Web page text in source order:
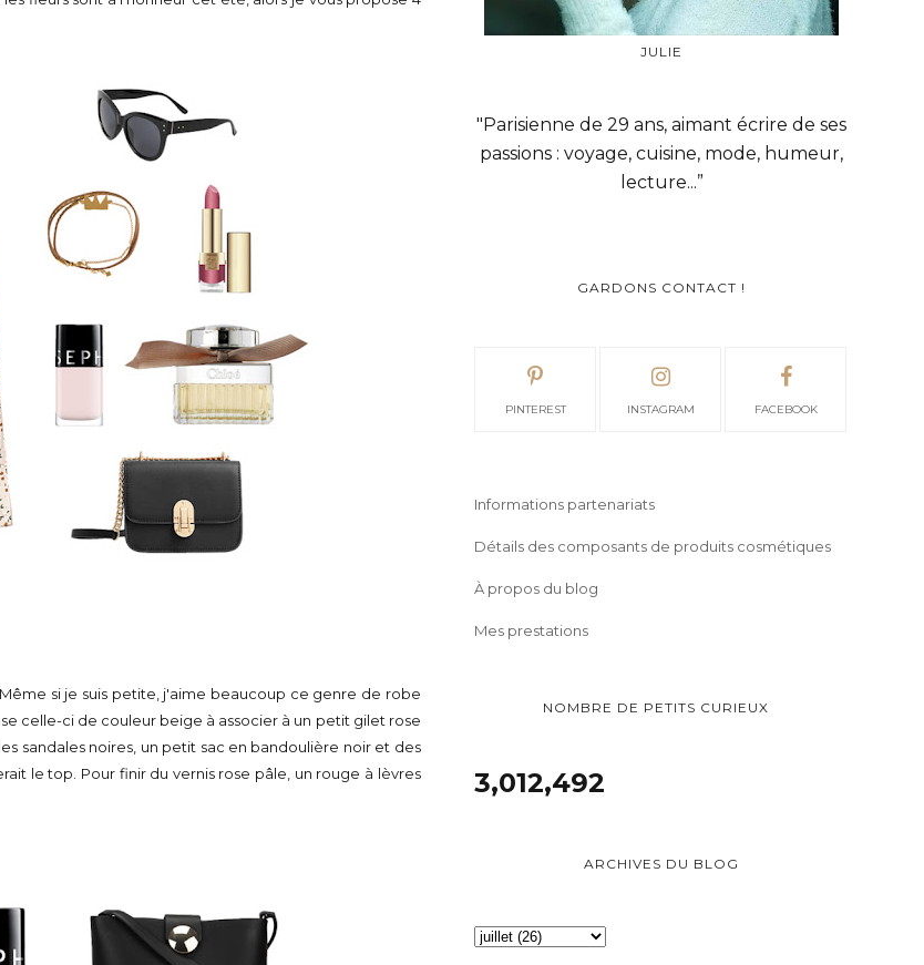
si je suis petite, j'aime beaucoup ce genre de robe
celle-ci de couleur beige à associer à un petit gilet rose
sandales noires, un petit sac en bandoulière noir et des
le top. Pour finir du vernis rose pâle, un rouge à lèvres
JULIE
"Parisienne de 29 ans, aimant écrire de ses
passions : voyage, cuisine, mode, humeur,
lecture...”
GARDONS CONTACT !
PINTEREST INSTAGRAM FACEBOOK
Informations partenariats
Détails des composants de produits cosmétiques
À propos du blog
Mes prestations
NOMBRE DE PETITS CURIEUX
3,012,492
ARCHIVES DU BLOG